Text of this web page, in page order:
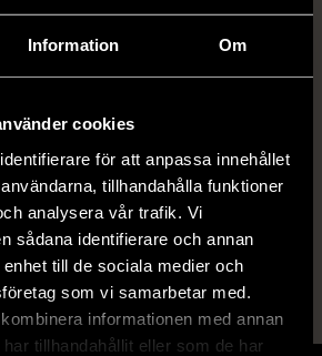
Information Om
cookies
för att anpassa innehållet
tillhandahålla funktioner
analysera vår trafik. Vi
sådana identifierare och annan
till de sociala medier och
som vi samarbetar med.
informationen med annan
tillhandahållit eller som de har
gott skick
är sparsamt använd, är av fin
mer om hur vi bedömer